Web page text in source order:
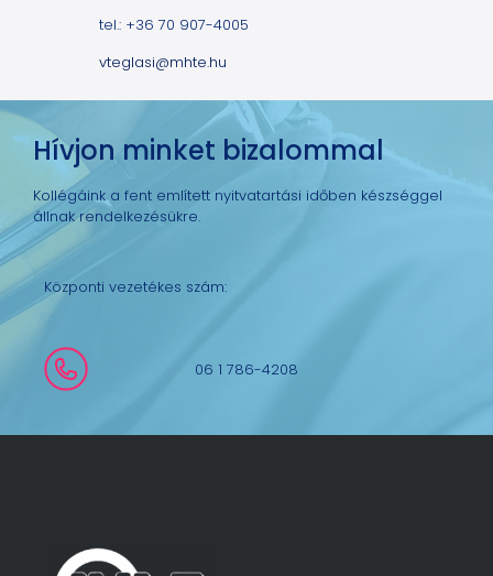
tel.: +36 70 907-4005
vteglasi@mhte.hu
Hívjon minket bizalommal
Kollégáink a fent említett nyitvatartási időben készséggel
állnak rendelkezésükre.
Központi vezetékes szám:
06 1 786-4208